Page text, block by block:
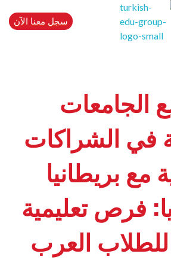
سجل معنا الآن
الجامعات
في الشراكات
مع بريطانيا
فرص تعليمية
للطلاب العرب